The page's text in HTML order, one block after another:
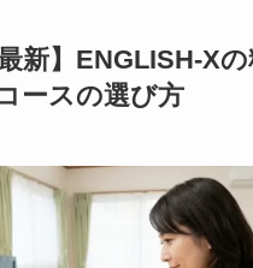
最新】ENGLISH-X
ースの選び方